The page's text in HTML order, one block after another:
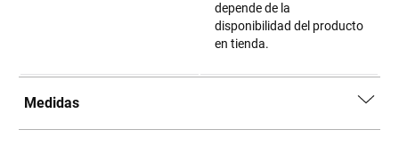
depende de la
disponibilidad del producto
en tienda.
Medidas